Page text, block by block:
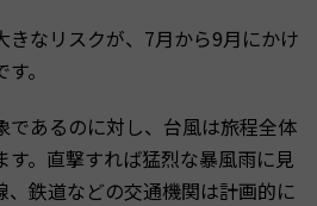
きなリスクが、7月から9月にかけ
。
であるのに対し、台風は旅程全体
す。直撃すれば猛烈な暴風雨に見
鉄道などの交通機関は計画的に